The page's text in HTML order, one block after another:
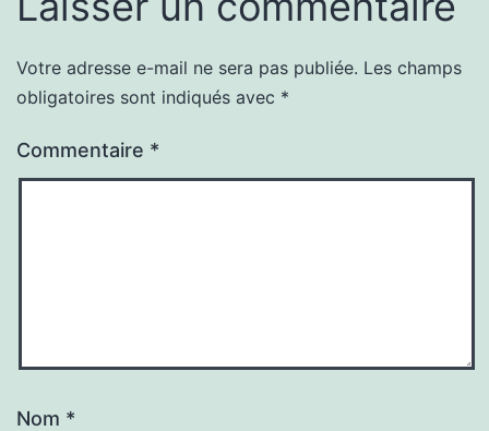
Votre adresse e-mail ne sera pas publiée. Les champs
obligatoires sont indiqués avec *
Commentaire *
Nom *